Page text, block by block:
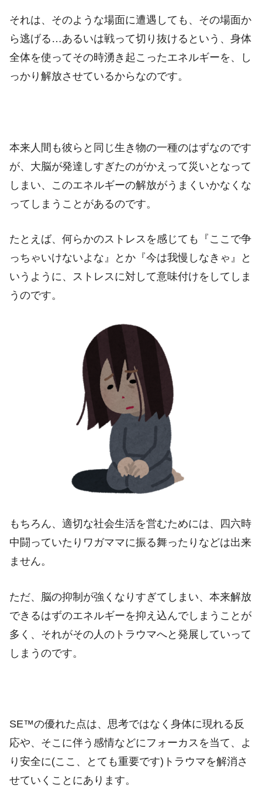
それは、そのような場面に遭遇しても、その場面か
ら逃げる…あるいは戦って切り抜けるという、身体
全体を使ってその時湧き起こったエネルギーを、し
っかり解放させているからなのです。
本来人間も彼らと同じ生き物の一種のはずなのです
が、大脳が発達しすぎたのがかえって災いとなって
しまい、このエネルギーの解放がうまくいかなくな
ってしまうことがあるのです。
たとえば、何らかのストレスを感じても『ここで争
っちゃいけないよな』とか『今は我慢しなきゃ』と
いうように、ストレスに対して意味付けをしてしま
うのです。
もちろん、適切な社会生活を営むためには、四六時
中闘っていたりワガママに振る舞ったりなどは出来
ません。
ただ、脳の抑制が強くなりすぎてしまい、本来解放
できるはずのエネルギーを抑え込んでしまうことが
多く、それがその人のトラウマへと発展していって
しまうのです。
SE™の優れた点は、思考ではなく身体に現れる反
応や、そこに伴う感情などにフォーカスを当て、よ
り安全に(ここ、とても重要です)トラウマを解消さ
せていくことにあります。